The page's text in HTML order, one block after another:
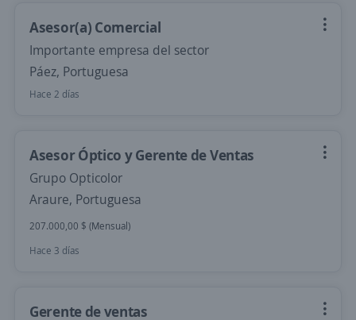
Asesor(a) Comercial
Importante empresa del sector
Páez, Portuguesa
Hace 2 días
Asesor Óptico y Gerente de Ventas
Grupo Opticolor
Araure, Portuguesa
207.000,00 $ (Mensual)
Hace 3 días
Gerente de ventas